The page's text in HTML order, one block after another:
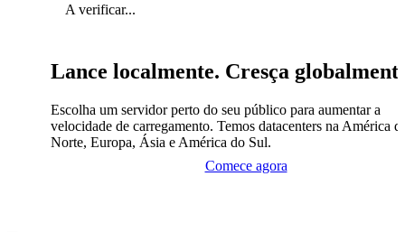
A verificar...
Lance localmente. Cresça
Escolha um servidor perto do seu público para aumentar a
velocidade de carregamento. Temos datacenters na América
Norte, Europa, Ásia e América do Sul.
Comece agora